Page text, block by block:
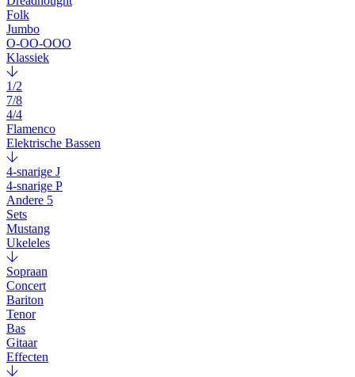
Folk
Jumbo
O-OO-OOO
Klassiek
1/2
7/8
4/4
Flamenco
Elektrische Bassen
4-snarige J
4-snarige P
Andere 5
Sets
Mustang
Ukeleles
Sopraan
Concert
Bariton
Tenor
Bas
Gitaar
Effecten